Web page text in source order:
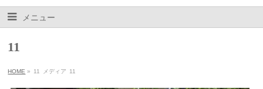
メニュー
11
HOME » 11 メディア 11